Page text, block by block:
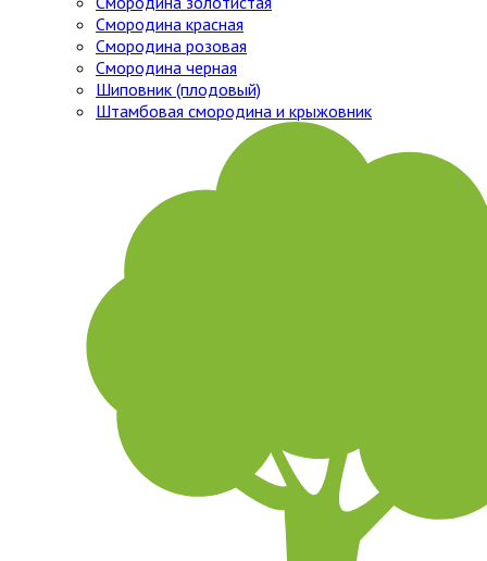
Смородина красная
Смородина розовая
Смородина черная
Шиповник (плодовый)
Штамбовая смородина и крыжовник